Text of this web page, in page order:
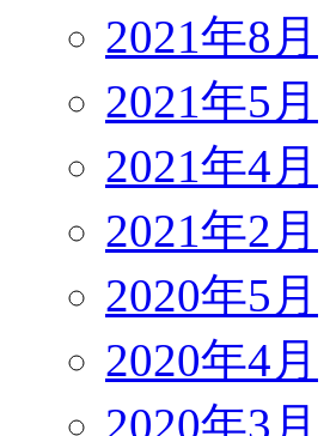
2021年8月
2021年5月
2021年4月
2021年2月
2020年5月
2020年4月
2020年3月